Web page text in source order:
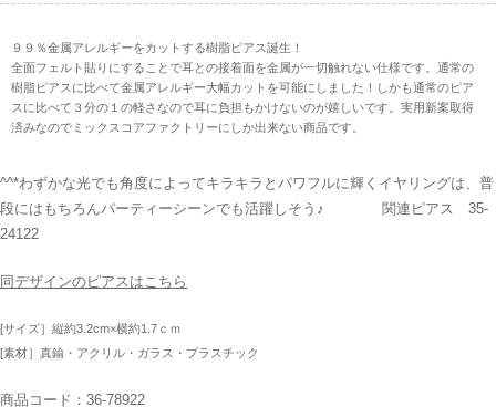
９９％金属アレルギーをカットする樹脂ピアス誕生！
全面フェルト貼りにすることで耳との接着面を金属が一切触れない仕様です。通常の
樹脂ピアスに比べて金属アレルギー大幅カットを可能にしました！しかも通常のピア
スに比べて３分の１の軽さなので耳に負担もかけないのが嬉しいです。実用新案取得
済みなのでミックスコアファクトリーにしか出来ない商品です。
^^*わずかな光でも角度によってキラキラとパワフルに輝くイヤリングは、普
段にはもちろんパーティーシーンでも活躍しそう♪ 関連ピアス 35-
24122
同デザインのピアスはこちら
[サイズ］縦約3.2cm×横約1.7ｃｍ
[素材］真鍮・アクリル・ガラス・プラスチック
商品コード：36-78922